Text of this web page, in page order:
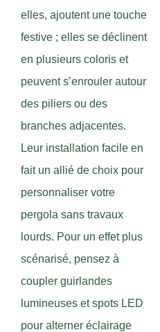
elles, ajoutent une touche
festive ; elles se déclinent
en plusieurs coloris et
peuvent s’enrouler autour
des piliers ou des
branches adjacentes.
Leur installation facile en
fait un allié de choix pour
personnaliser votre
pergola sans travaux
lourds. Pour un effet plus
scénarisé, pensez à
coupler guirlandes
lumineuses et spots LED
pour alterner éclairage